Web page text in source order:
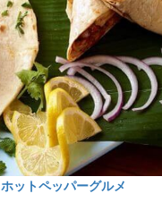
ホットペッパーグルメ